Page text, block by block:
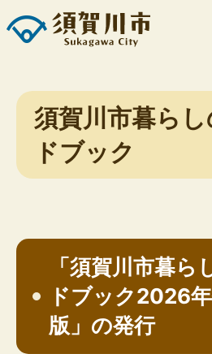
須賀川市暮らし
ドブック
「須賀川市暮ら
ドブック2026
版」の発行